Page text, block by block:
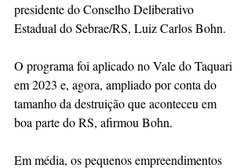
presidente do Conselho Deliberativo
Estadual do Sebrae/RS, Luiz Carlos Bohn.
O programa foi aplicado no Vale do Taquari
em 2023 e, agora, ampliado por conta do
tamanho da destruição que aconteceu em
boa parte do RS, afirmou Bohn.
Em média, os pequenos empreendimentos